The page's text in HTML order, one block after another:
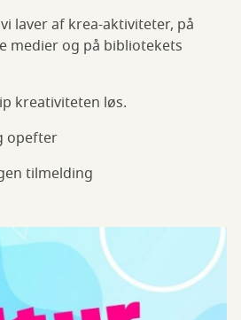
laver af krea-aktiviteter, på
medier og på bibliotekets
kreativiteten løs.
opefter
tilmelding